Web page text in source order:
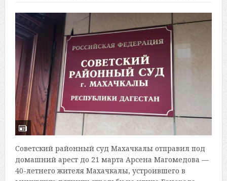
Советский районный суд Махачкалы отправил под
домашний арест до 21 марта Арсена Магомедова —
40-летнего жителя Махачкалы, устроившего в